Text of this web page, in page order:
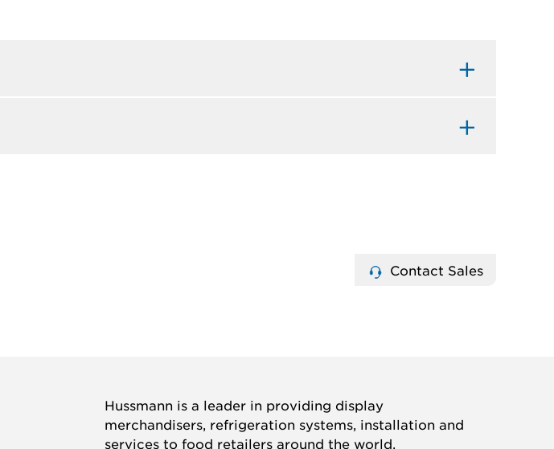
Contact Sales
Hussmann is a leader in providing display
merchandisers, refrigeration systems, installation and
services to food retailers around the world.